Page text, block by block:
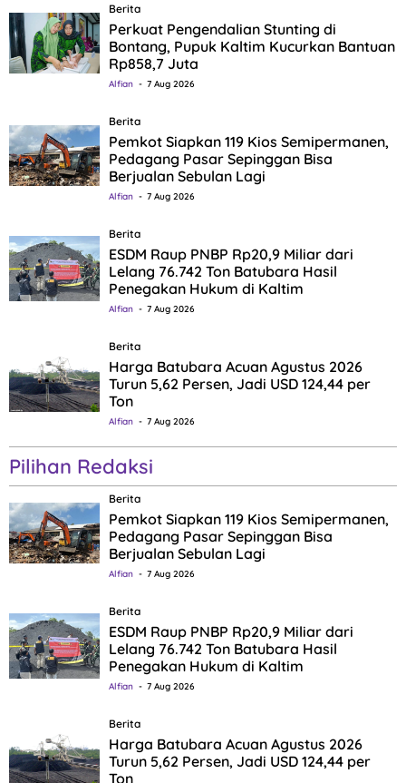
Berita
Perkuat Pengendalian Stunting di
Bontang, Pupuk Kaltim Kucurkan Bantuan
Rp858,7 Juta
Alfian 7 Aug 2026
Berita
Pemkot Siapkan 119 Kios Semipermanen,
Pedagang Pasar Sepinggan Bisa
Berjualan Sebulan Lagi
Alfian 7 Aug 2026
Berita
ESDM Raup PNBP Rp20,9 Miliar dari
Lelang 76.742 Ton Batubara Hasil
Penegakan Hukum di Kaltim
Alfian 7 Aug 2026
Berita
Harga Batubara Acuan Agustus 2026
Turun 5,62 Persen, Jadi USD 124,44 per
Ton
Alfian 7 Aug 2026
Pilihan Redaksi
Berita
Pemkot Siapkan 119 Kios Semipermanen,
Pedagang Pasar Sepinggan Bisa
Berjualan Sebulan Lagi
Alfian 7 Aug 2026
Berita
ESDM Raup PNBP Rp20,9 Miliar dari
Lelang 76.742 Ton Batubara Hasil
Penegakan Hukum di Kaltim
Alfian 7 Aug 2026
Berita
Harga Batubara Acuan Agustus 2026
Turun 5,62 Persen, Jadi USD 124,44 per
Ton